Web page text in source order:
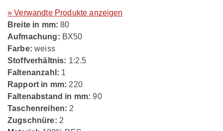
» Verwandte Produkte anzeigen
Breite in mm: 80
Aufmachung: BX50
Farbe: weiss
Stoffverhältnis: 1:2.5
Faltenanzahl: 1
Rapport in mm: 220
Faltenabstand in mm: 90
Taschenreihen: 2
Zugschnüre: 2